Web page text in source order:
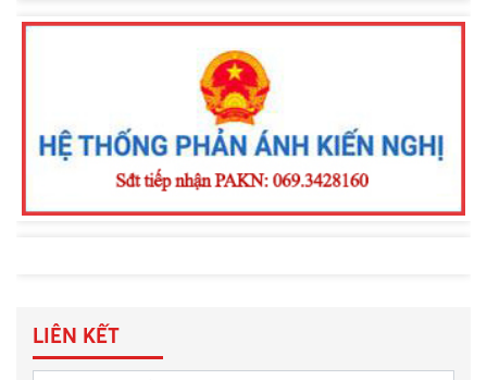
toàn đoàn tại Vòng chung kết Hội thao
quân sự, võ thuật và thể thao CAND
năm 2026
LIÊN KẾT